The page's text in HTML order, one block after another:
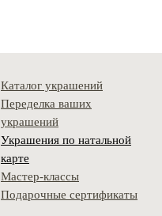
Каталог украшений
Переделка ваших
украшений
Украшения по натальной
карте
Мастер-классы
Подарочные сертификаты